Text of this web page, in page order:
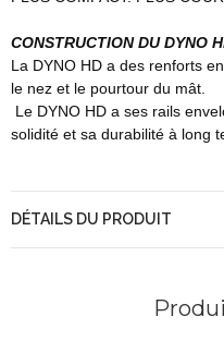
CONSTRUCTION DU DYNO
La DYNO HD a des renforts
le nez et le pourtour du mât.
Le DYNO HD a ses rails
solidité et sa durabilité à long
DÉTAILS DU PRODUIT